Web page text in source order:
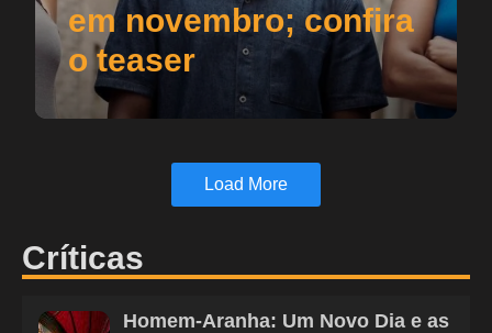
em novembro; confira
o teaser
Load More
Críticas
Homem-Aranha: Um Novo Dia e as